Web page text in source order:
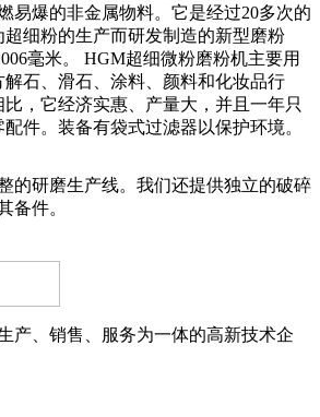
易爆的非金属物料。它是经过20多次的
细粉的生产而研发制造的新型磨粉
毫米。 HGM超细微粉磨粉机主要用
石、滑石、涂料、颜料和化妆品行
，它经济实惠、产量大，并且一年只
件。装备有袋式过滤器以保护环境。
的研磨生产线。我们还提供独立的破碎
备件。
产、销售、服务为一体的高新技术企